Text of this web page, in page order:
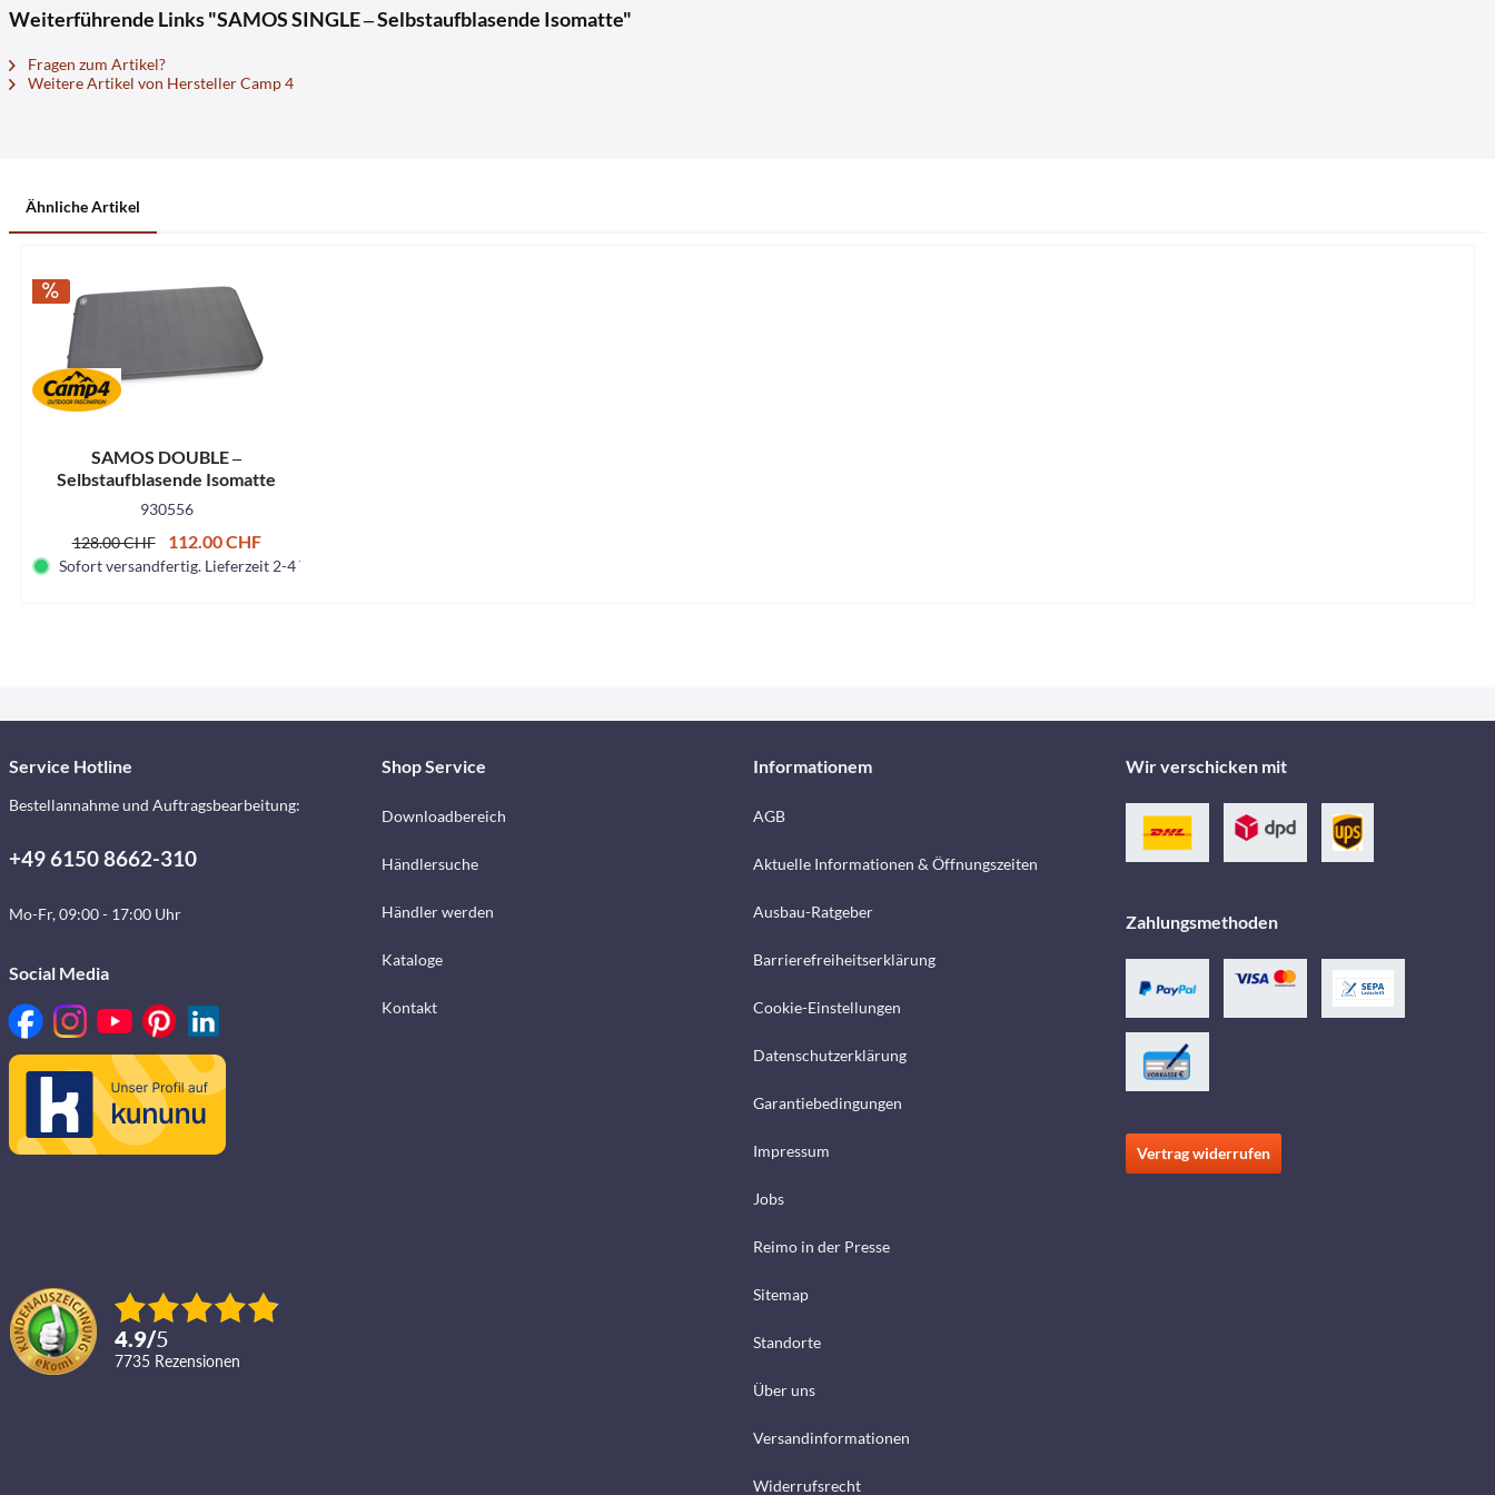
Weiterführende Links "SAMOS SINGLE ‒ Selbstaufblasende Isomatte"
Fragen zum Artikel?
Weitere Artikel von Hersteller Camp 4
Ähnliche Artikel
SAMOS DOUBLE ‒
Selbstaufblasende Isomatte
930556
128.00 CHF
112.00 CHF
Sofort versandfertig. Lieferzeit 2-4 Tage.
Service Hotline
Bestellannahme und Auftragsbearbeitung:
+49 6150 8662-310
Mo-Fr, 09:00 - 17:00 Uhr
Social Media
4.9/5
7735 Rezensionen
Shop Service
Downloadbereich
Händlersuche
Händler werden
Kataloge
Kontakt
Informationem
AGB
Aktuelle Informationen & Öffnungszeiten
Ausbau-Ratgeber
Barrierefreiheitserklärung
Cookie-Einstellungen
Datenschutzerklärung
Garantiebedingungen
Impressum
Jobs
Reimo in der Presse
Sitemap
Standorte
Über uns
Versandinformationen
Widerrufsrecht
Wir verschicken mit
Zahlungsmethoden
Vertrag widerrufen